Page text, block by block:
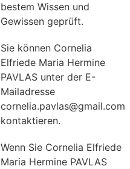
bestem Wissen und
Gewissen geprüft.
Sie können Cornelia
Elfriede Maria Hermine
PAVLAS unter der E-
Mailadresse
cornelia.pavlas@gmail.com
kontaktieren.
Wenn Sie Cornelia Elfriede
Maria Hermine PAVLAS